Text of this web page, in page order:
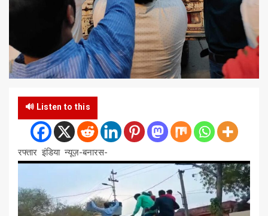
🔊 Listen to this
रफ्तार इंडिया न्यूज़-बनारस-